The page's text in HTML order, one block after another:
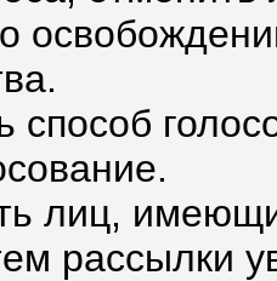
способ
лиц,
рассылки